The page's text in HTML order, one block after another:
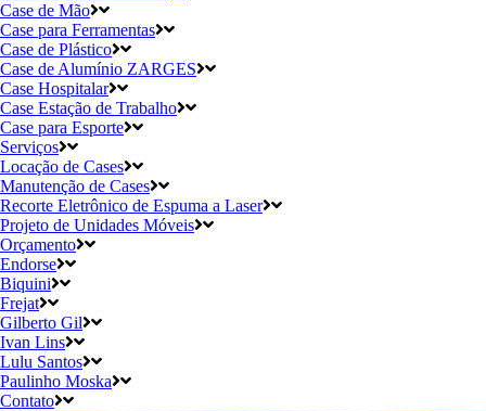
Case de Mão
Case para Ferramentas
Case de Plástico
Case de Alumínio ZARGES
Case Hospitalar
Case Estação de Trabalho
Case para Esporte
Serviços
Locação de Cases
Manutenção de Cases
Recorte Eletrônico de Espuma a Laser
Projeto de Unidades Móveis
Orçamento
Endorse
Biquini
Frejat
Gilberto Gil
Ivan Lins
Lulu Santos
Paulinho Moska
Contato